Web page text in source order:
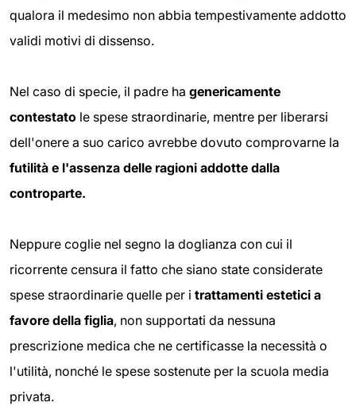
qualora il medesimo non abbia tempestivamente addotto
validi motivi di dissenso.
Nel caso di specie, il padre ha genericamente
contestato le spese straordinarie, mentre per liberarsi
dell'onere a suo carico avrebbe dovuto comprovarne la
futilità e l'assenza delle ragioni addotte dalla
controparte.
Neppure coglie nel segno la doglianza con cui il
ricorrente censura il fatto che siano state considerate
spese straordinarie quelle per i trattamenti estetici a
favore della figlia, non supportati da nessuna
prescrizione medica che ne certificasse la necessità o
l'utilità, nonché le spese sostenute per la scuola media
privata.